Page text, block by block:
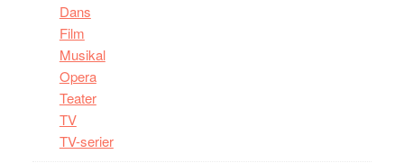
Dans
Film
Musikal
Opera
Teater
TV
TV-serier